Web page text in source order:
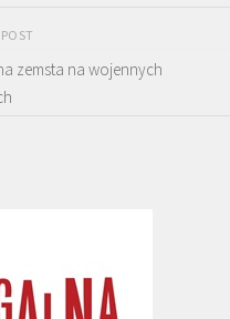
zemsta na wojennych